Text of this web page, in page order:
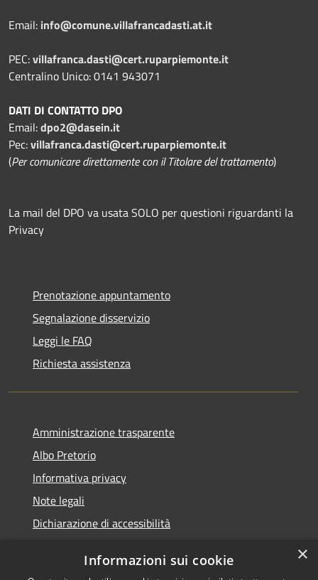
Email: info@comune.villafrancadasti.at.it
PEC:villafranca.dasti@cert.ruparpiemonte.it
Centralino Unico: 0141 943071
DATI DI CONTATTO DPO
Email:dpo2@dasein.it
Pec:villafranca.dasti@cert.ruparpiemonte.it
(Per comunicare direttamente con il Titolare del trattamento)
La mail del DPO va usata SOLO per questioni riguardanti la
Privacy
Prenotazione appuntamento
Segnalazione disservizio
Leggi le FAQ
Richiesta assistenza
Amministrazione trasparente
Albo Pretorio
Informativa privacy
Note legali
Dichiarazione di accessibilità
×
Informazioni sui cookie